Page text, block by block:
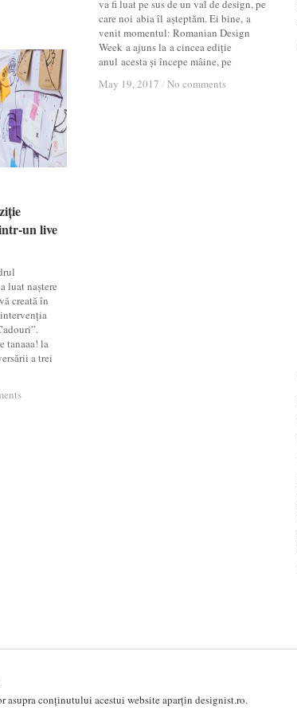
va fi luat pe sus de un val de design, pe
care noi abia îl așteptăm. Ei bine, a
venit momentul: Romanian Design
Week a ajuns la a cincea ediție
anul acesta și începe mâine, pe
May 19, 2017 / No comments
May 19, 2017 / No comments
un live
luat naștere
creată în
tanaaa! la
a trei
un live
asupra conținutului acestui website aparțin designist.ro.